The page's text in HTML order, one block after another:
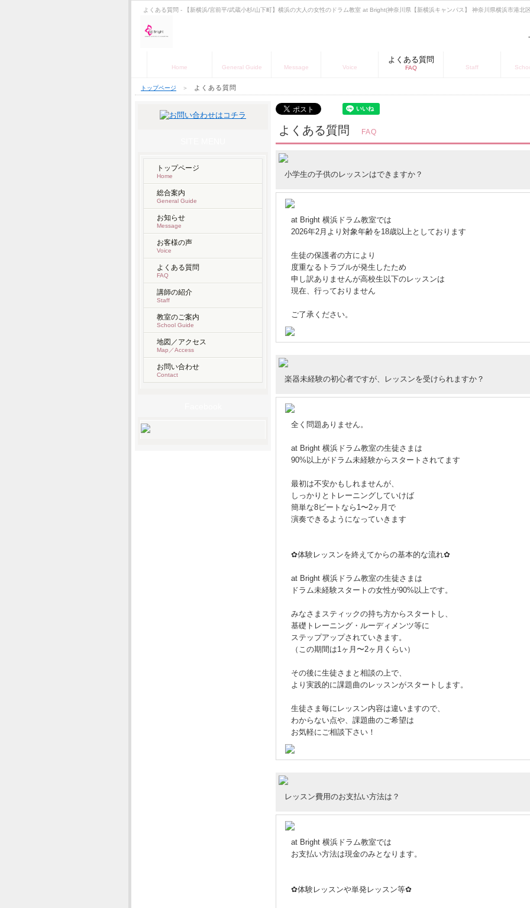
よくある質問 - 【新横浜/宮前平/武蔵小杉/山下町】横浜の大人の女性のドラム教室 at Bright(神奈川県【新横浜キャンパス】 神奈川県横浜市港北
Home General Guide Message Voice
よくある質問
FAQ Staff
トップページ ＞ よくある質問
よくある質問 FAQ
小学生の子供のレッスンはできますか？
at Bright 横浜ドラム教室では
2026年2月より対象年齢を18歳以上としております
生徒の保護者の方により
度重なるトラブルが発生したため
申し訳ありませんが高校生以下のレッスンは
現在、行っておりません
ご了承ください。
楽器未経験の初心者ですが、レッスンを受けられますか？
全く問題ありません。
at Bright 横浜ドラム教室の生徒さまは
90%以上がドラム未経験からスタートされてます
最初は不安かもしれませんが、
しっかりとトレーニングしていけば
簡単な8ビートなら1〜2ヶ月で
演奏できるようになっていきます
✿体験レッスンを終えてからの基本的な流れ✿
at Bright 横浜ドラム教室の生徒さまは
ドラム未経験スタートの女性が90%以上です。
みなさまスティックの持ち方からスタートし、
基礎トレーニング・ルーディメンツ等に
ステップアップされていきます。
（この期間は1ヶ月〜2ヶ月くらい）
その後に生徒さまと相談の上で、
より実践的に課題曲のレッスンがスタートします。
生徒さま毎にレッスン内容は違いますので、
わからない点や、課題曲のご希望は
お気軽にご相談下さい！
レッスン費用のお支払い方法は？
at Bright 横浜ドラム教室では
お支払い方法は現金のみとなります。
✿体験レッスンや単発レッスン等✿
トップページ
Home
総合案内
General Guide
お知らせ
Message
お客様の声
Voice
よくある質問
FAQ
講師の紹介
Staff
教室のご案内
School Guide
地図／アクセス
Map／Access
お問い合わせ
Contact